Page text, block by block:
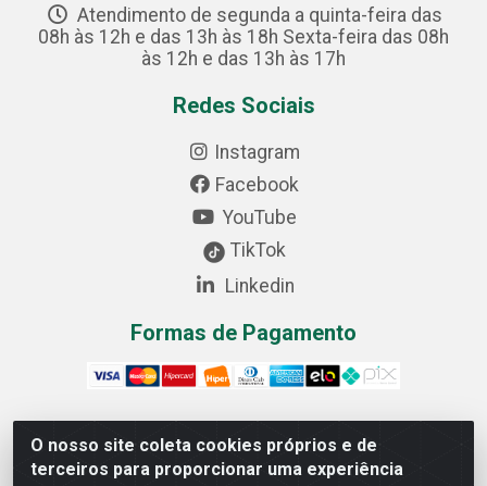
O nosso site coleta cookies próprios e de
terceiros para proporcionar uma experiência
Atendimento de segunda a quinta-feira das
08h às 12h e das 13h às 18h Sexta-feira das 08h
às 12h e das 13h às 17h
Redes Sociais
Instagram
Facebook
YouTube
TikTok
Linkedin
Formas de Pagamento
Cofer Importadora e Distribuidora LTDA - Avenida